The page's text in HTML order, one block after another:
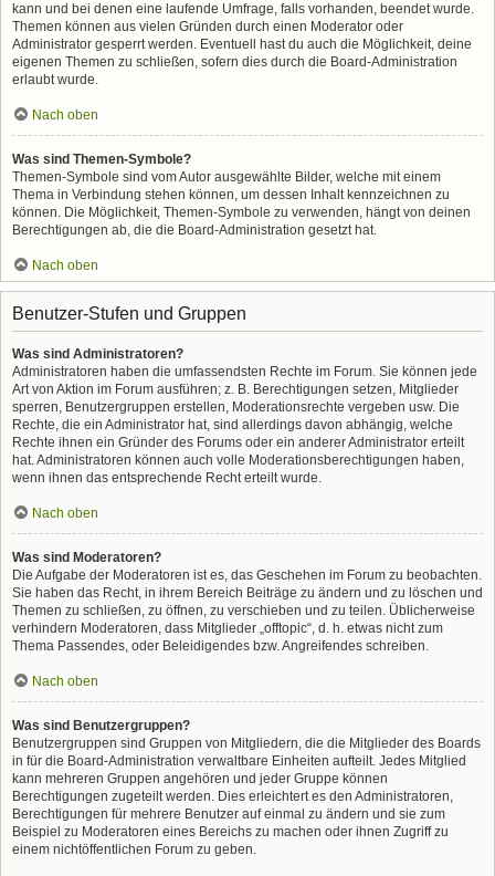
kann und bei denen eine laufende Umfrage, falls vorhanden, beendet wurde.
Themen können aus vielen Gründen durch einen Moderator oder
Administrator gesperrt werden. Eventuell hast du auch die Möglichkeit, deine
eigenen Themen zu schließen, sofern dies durch die Board-Administration
erlaubt wurde.
Nach oben
Was sind Themen-Symbole?
Themen-Symbole sind vom Autor ausgewählte Bilder, welche mit einem
Thema in Verbindung stehen können, um dessen Inhalt kennzeichnen zu
können. Die Möglichkeit, Themen-Symbole zu verwenden, hängt von deinen
Berechtigungen ab, die die Board-Administration gesetzt hat.
Nach oben
Benutzer-Stufen und Gruppen
Was sind Administratoren?
Administratoren haben die umfassendsten Rechte im Forum. Sie können jede
Art von Aktion im Forum ausführen; z. B. Berechtigungen setzen, Mitglieder
sperren, Benutzergruppen erstellen, Moderationsrechte vergeben usw. Die
Rechte, die ein Administrator hat, sind allerdings davon abhängig, welche
Rechte ihnen ein Gründer des Forums oder ein anderer Administrator erteilt
hat. Administratoren können auch volle Moderationsberechtigungen haben,
wenn ihnen das entsprechende Recht erteilt wurde.
Nach oben
Was sind Moderatoren?
Die Aufgabe der Moderatoren ist es, das Geschehen im Forum zu beobachten.
Sie haben das Recht, in ihrem Bereich Beiträge zu ändern und zu löschen und
Themen zu schließen, zu öffnen, zu verschieben und zu teilen. Üblicherweise
verhindern Moderatoren, dass Mitglieder „offtopic“, d. h. etwas nicht zum
Thema Passendes, oder Beleidigendes bzw. Angreifendes schreiben.
Nach oben
Was sind Benutzergruppen?
Benutzergruppen sind Gruppen von Mitgliedern, die die Mitglieder des Boards
in für die Board-Administration verwaltbare Einheiten aufteilt. Jedes Mitglied
kann mehreren Gruppen angehören und jeder Gruppe können
Berechtigungen zugeteilt werden. Dies erleichtert es den Administratoren,
Berechtigungen für mehrere Benutzer auf einmal zu ändern und sie zum
Beispiel zu Moderatoren eines Bereichs zu machen oder ihnen Zugriff zu
einem nichtöffentlichen Forum zu geben.